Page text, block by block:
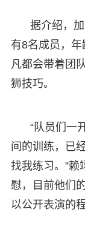
据介绍，
有8名成员，
凡都会带着团
狮技巧。
“队员们一
间的训练，已
找我练习。”赖
慰，目前他们
以公开表演的程